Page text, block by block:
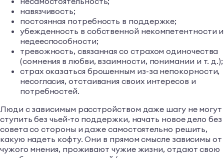
навязчивость;
постоянная потребность в поддержке;
убежденность в собственной некомпетентности и
недееспособности;
тревожность, связанная со страхом одиночества
(сомнения в любви, взаимности, понимании и т. д.);
страх оказаться брошенным из-за непокорности,
несогласия, отстаивания своих интересов и
потребностей.
Люди с зависимым расстройством даже шагу не могут
ступить без чьей-то поддержки, начать новое дело без
совета со стороны и даже самостоятельно решить,
какую надеть кофту. Они в прямом смысле зависимы от
чужого мнения, проживают чужие жизни, отдают свою